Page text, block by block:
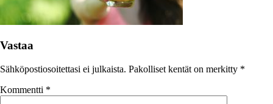
Vastaa
Sähköpostiosoitettasi ei julkaista. Pakolliset kentät on merkitty *
Kommentti *